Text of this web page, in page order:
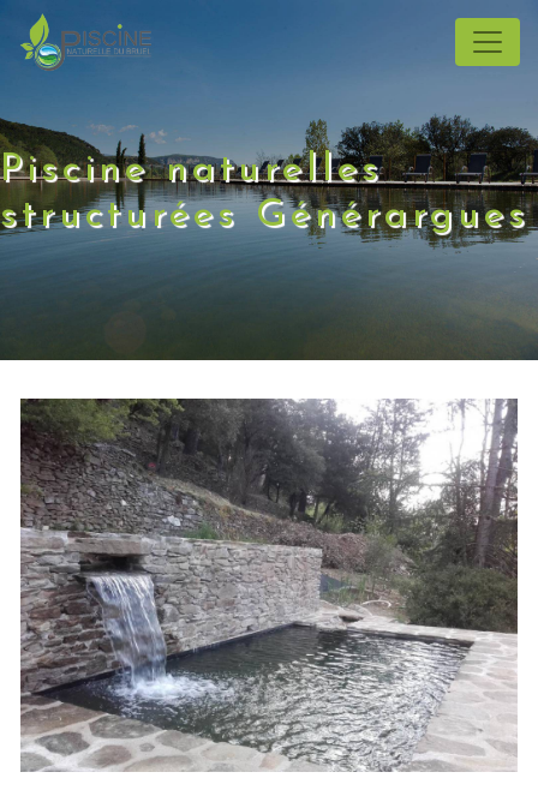
Panneau de gestion des cookies
Piscine naturelles
structurées Générargues